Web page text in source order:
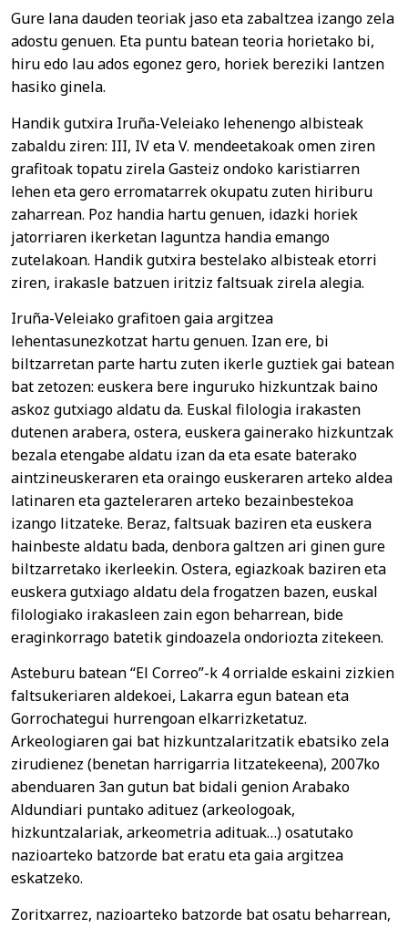
Gure lana dauden teoriak jaso eta zabaltzea izango zela
adostu genuen. Eta puntu batean teoria horietako bi,
hiru edo lau ados egonez gero, horiek bereziki lantzen
hasiko ginela.
Handik gutxira Iruña-Veleiako lehenengo albisteak
zabaldu ziren: III, IV eta V. mendeetakoak omen ziren
grafitoak topatu zirela Gasteiz ondoko karistiarren
lehen eta gero erromatarrek okupatu zuten hiriburu
zaharrean. Poz handia hartu genuen, idazki horiek
jatorriaren ikerketan laguntza handia emango
zutelakoan. Handik gutxira bestelako albisteak etorri
ziren, irakasle batzuen iritziz faltsuak zirela alegia.
Iruña-Veleiako grafitoen gaia argitzea
lehentasunezkotzat hartu genuen. Izan ere, bi
biltzarretan parte hartu zuten ikerle guztiek gai batean
bat zetozen: euskera bere inguruko hizkuntzak baino
askoz gutxiago aldatu da. Euskal filologia irakasten
dutenen arabera, ostera, euskera gainerako hizkuntzak
bezala etengabe aldatu izan da eta esate baterako
aintzineuskeraren eta oraingo euskeraren arteko aldea
latinaren eta gazteleraren arteko bezainbestekoa
izango litzateke. Beraz, faltsuak baziren eta euskera
hainbeste aldatu bada, denbora galtzen ari ginen gure
biltzarretako ikerleekin. Ostera, egiazkoak baziren eta
euskera gutxiago aldatu dela frogatzen bazen, euskal
filologiako irakasleen zain egon beharrean, bide
eraginkorrago batetik gindoazela ondoriozta zitekeen.
Asteburu batean “El Correo”-k 4 orrialde eskaini zizkien
faltsukeriaren aldekoei, Lakarra egun batean eta
Gorrochategui hurrengoan elkarrizketatuz.
Arkeologiaren gai bat hizkuntzalaritzatik ebatsiko zela
zirudienez (benetan harrigarria litzatekeena), 2007ko
abenduaren 3an gutun bat bidali genion Arabako
Aldundiari puntako adituez (arkeologoak,
hizkuntzalariak, arkeometria adituak…) osatutako
nazioarteko batzorde bat eratu eta gaia argitzea
eskatzeko.
Zoritxarrez, nazioarteko batzorde bat osatu beharrean,